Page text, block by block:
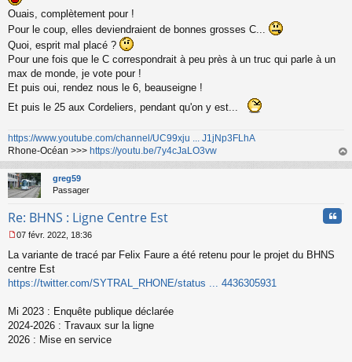
o
n
l
u
Ouais, complètement pour !
Pour le coup, elles deviendraient de bonnes grosses C...
Quoi, esprit mal placé ?
Pour une fois que le C correspondrait à peu près à un truc qui parle à un
max de monde, je vote pour !
Et puis oui, rendez nous le 6, beauseigne !
Et puis le 25 aux Cordeliers, pendant qu'on y est...
https://www.youtube.com/channel/UC99xju ... J1jNp3FLhA
Rhone-Océan >>> https://youtu.be/7y4cJaLO3vw
au
greg59
Passager
Re: BHNS : Ligne Centre Est
e
s
s
a
e
n
o
07 févr. 2022, 18:36
La variante de tracé par Felix Faure a été retenu pour le projet du BHNS
centre Est
https://twitter.com/SYTRAL_RHONE/status ... 4436305931
Mi 2023 : Enquête publique déclarée
2024-2026 : Travaux sur la ligne
2026 : Mise en service